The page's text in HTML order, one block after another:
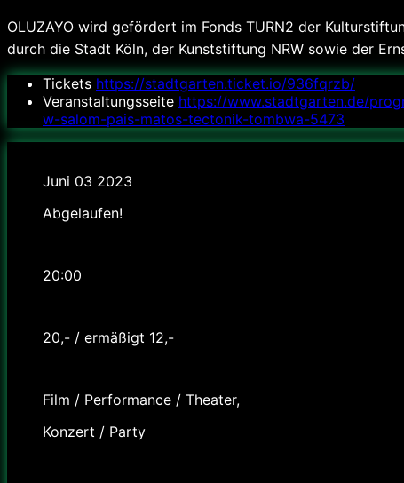
OLUZAYO wird gefördert im Fonds TURN2 der
durch die Stadt Köln, der Kunststiftung NRW sowie der
Tickets https://stadtgarten.ticket.io/936fqrzb/
Veranstaltungsseite https://www.stadtgarten.de/
w-salom-pais-matos-tectonik-tombwa-5473
Juni 03 2023
Abgelaufen!
20:00
20,- / ermäßigt 12,-
Film / Performance / Theater,
Konzert / Party